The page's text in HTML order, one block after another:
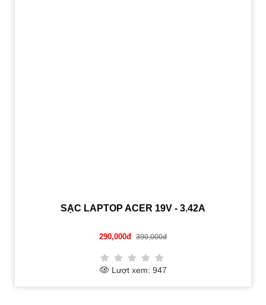
SẠC LAPTOP ACER 19V - 3.42A
290,000đ 390,000đ
Lượt xem: 947